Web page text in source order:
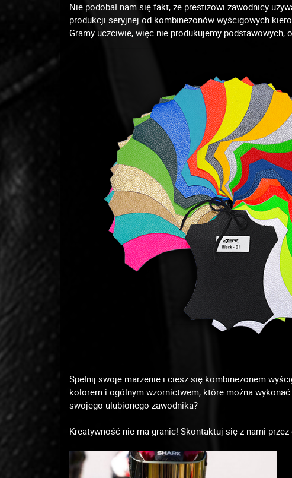
Nie podobał nam się fakt, że prestiżowi zawodnicy
produkcji seryjnej od kombinezonów wyścigowych
Gramy uczciwie, więc nie produkujemy
Spełnij swoje marzenie i ciesz się kombinezonem
kolorem i ogólnym wzornictwem, które można
swojego ulubionego zawodnika?
Kreatywność nie ma granic! Skontaktuj się z nami przez